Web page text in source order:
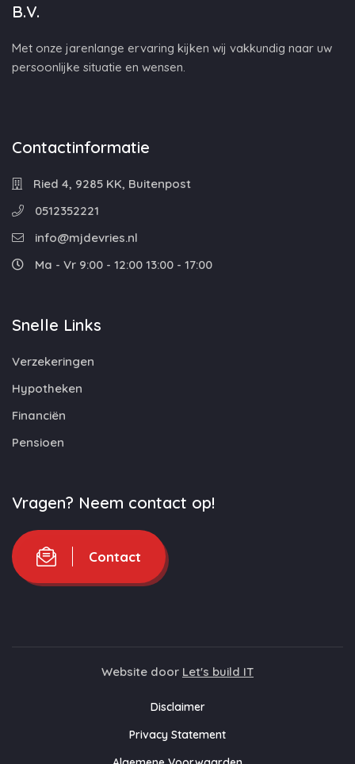
B.V.
Met onze jarenlange ervaring kijken wij vakkundig naar uw
persoonlijke situatie en wensen.
Contactinformatie
Ried 4, 9285 KK, Buitenpost
0512352221
info@mjdevries.nl
Ma - Vr 9:00 - 12:00 13:00 - 17:00
Snelle Links
Verzekeringen
Hypotheken
Financiën
Pensioen
Vragen? Neem contact op!
Contact
Website door Let's build IT
Disclaimer
Privacy Statement